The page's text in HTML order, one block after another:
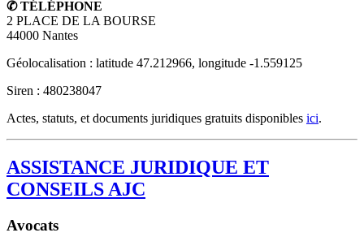
✆ TÉLÉPHONE
2 PLACE DE LA BOURSE
44000 Nantes
Géolocalisation : latitude 47.212966, longitude -1.559125
Siren : 480238047
Actes, statuts, et documents juridiques gratuits disponibles ici.
ASSISTANCE JURIDIQUE ET
CONSEILS AJC
Avocats